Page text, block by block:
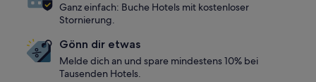
Ganz einfach: Buche Hotels mit kostenloser
Stornierung.
Gönn dir etwas
Melde dich an und spare mindestens 10% bei
Tausenden Hotels.